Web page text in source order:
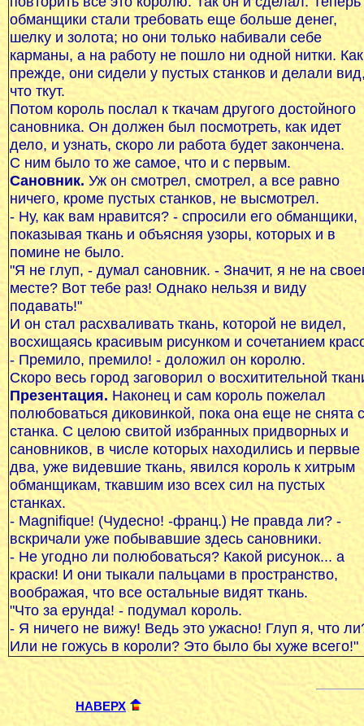
обманщики стали требовать еще больше денег,
шелку и золота; но они только набивали себе
карманы, а на работу не пошло ни одной нитки.
прежде, они сидели у пустых станков и делали
что ткут.
Потом король послал к ткачам другого достойного
сановника. Он должен был посмотреть, как идет
дело, и узнать, скоро ли работа будет закончена.
С ним было то же самое, что и с первым.
Сановник. Уж он смотрел, смотрел, а все равно
ничего, кроме пустых станков, не высмотрел.
- Ну, как вам нравится? - спросили его обманщики,
показывая ткань и объясняя узоры, которых и в
помине не было.
"Я не глуп, - думал сановник. - Значит, я не на
месте? Вот тебе раз! Однако нельзя и виду
подавать!"
И он стал расхваливать ткань, которой не видел,
восхищаясь красивым рисунком и сочетанием
- Премило, премило! - доложил он королю.
Скоро весь город заговорил о восхитительной
Презентация. Наконец и сам король пожелал
полюбоваться диковинкой, пока она еще не снята
станка. С целою свитой избранных придворных и
сановников, в числе которых находились и первые
два, уже видевшие ткань, явился король к хитрым
обманщикам, ткавшим изо всех сил на пустых
станках.
- Magnifique! (Чудесно! -франц.) Не правда ли? -
вскричали уже побывавшие здесь сановники.
- Не угодно ли полюбоваться? Какой рисунок... а
краски! И они тыкали пальцами в пространство,
воображая, что все остальные видят ткань.
"Что за ерунда! - подумал король.
- Я ничего не вижу! Ведь это ужасно! Глуп я, что
Или не гожусь в короли? Это было бы хуже всего!"
НАВЕРХ